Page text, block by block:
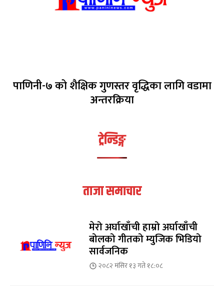
पाणिनी-७ को शैक्षिक गुणस्तर वृद्धिका लागि वडामा
अन्तरक्रिया
ट्रेन्डिङ्ग
ताजा समाचार
मेरो अर्घाखाँची हाम्रो अर्घाखाँची
बोलको गीतको म्युजिक भिडियो
सार्वजनिक
२०८२ मंसिर १३ गते १८:०८